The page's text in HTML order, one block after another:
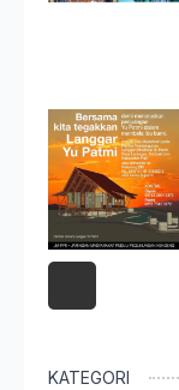
KATEGORI